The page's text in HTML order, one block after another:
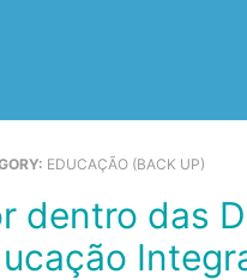
EDUCAÇÃO (BACK UP)